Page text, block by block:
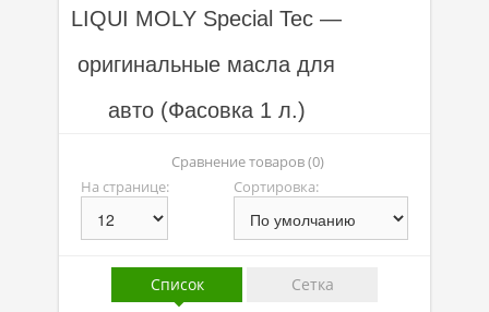
Линейка масел Molygen
Линейка масел Top Tec
Линейка масел Special Tec
Линейка масел Optimal
Присадки
Присадки в масло
Присадки в системы охлаждения
LIQUI MOLY Special Tec —
оригинальные масла для
авто (Фасовка 1 л.)
Сравнение товаров (0)
На странице:
Сортировка:
Список Сетка